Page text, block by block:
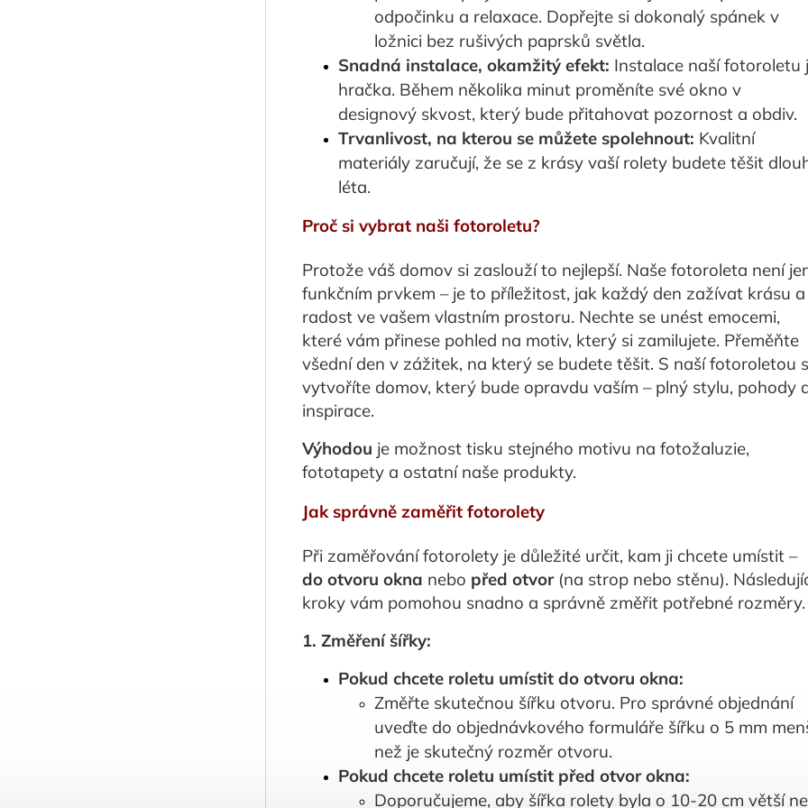
odpočinku a relaxace. Dopřejte si dokonalý spánek v
ložnici bez rušivých paprsků světla.
Snadná instalace, okamžitý efekt: Instalace naší fotoroletu
hračka. Během několika minut proměníte své okno v
designový skvost, který bude přitahovat pozornost a obdiv.
Trvanlivost, na kterou se můžete spolehnout: Kvalitní
materiály zaručují, že se z krásy vaší rolety budete těšit
léta.
Proč si vybrat naši fotoroletu?
Protože váš domov si zaslouží to nejlepší. Naše fotoroleta není
funkčním prvkem – je to příležitost, jak každý den zažívat krásu a
radost ve vašem vlastním prostoru. Nechte se unést emocemi,
které vám přinese pohled na motiv, který si zamilujete. Přeměňte
všední den v zážitek, na který se budete těšit. S naší fotoroletou
vytvoříte domov, který bude opravdu vaším – plný stylu, pohody
inspirace.
Výhodou je možnost tisku stejného motivu na fotožaluzie,
fototapety a ostatní naše produkty.
Jak správně zaměřit fotorolety
Při zaměřování fotorolety je důležité určit, kam ji chcete umístit –
do otvoru okna nebo před otvor(na strop nebo stěnu).
kroky vám pomohou snadno a správně změřit potřebné rozměry.
1. Změření šířky:
Pokud chcete roletu umístit do otvoru okna:
Změřte skutečnou šířku otvoru. Pro správné objednání
uveďte do objednávkového formuláře šířku o 5 mm
než je skutečný rozměr otvoru.
Pokud chcete roletu umístit před otvor okna:
Doporučujeme, aby šířka rolety byla o 10-20 cm větší